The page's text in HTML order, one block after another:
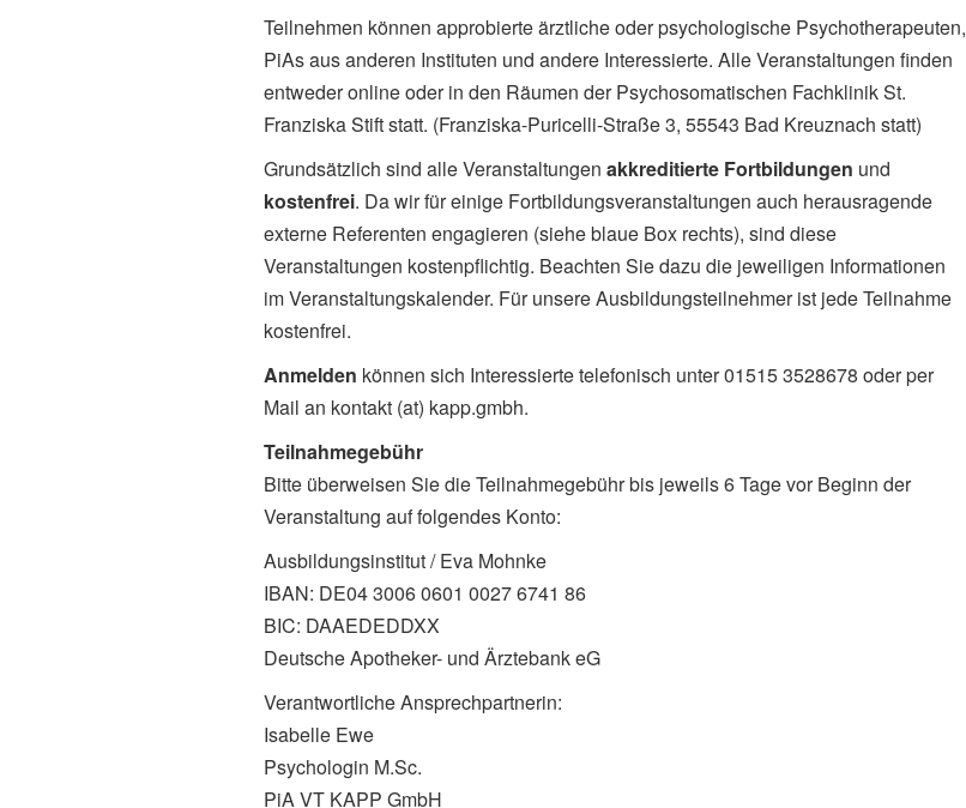
Teilnehmen können approbierte ärztliche oder psychologische Psychotherapeuten,
PiAs aus anderen Instituten und andere Interessierte. Alle Veranstaltungen finden
entweder online oder in den Räumen der Psychosomatischen Fachklinik St.
Franziska Stift statt. (Franziska-Puricelli-Straße 3, 55543 Bad Kreuznach statt)
Grundsätzlich sind alle Veranstaltungen akkreditierte Fortbildungen und
kostenfrei. Da wir für einige Fortbildungsveranstaltungen auch herausragende
externe Referenten engagieren (siehe blaue Box rechts), sind diese
Veranstaltungen kostenpflichtig. Beachten Sie dazu die jeweiligen Informationen
im Veranstaltungskalender. Für unsere Ausbildungsteilnehmer ist jede Teilnahme
kostenfrei.
Anmelden können sich Interessierte telefonisch unter 01515 3528678 oder per
Mail an kontakt (at) kapp.gmbh.
Teilnahmegebühr
Bitte überweisen Sie die Teilnahmegebühr bis jeweils 6 Tage vor Beginn der
Veranstaltung auf folgendes Konto:
Ausbildungsinstitut / Eva Mohnke
IBAN: DE04 3006 0601 0027 6741 86
BIC: DAAEDEDDXX
Deutsche Apotheker- und Ärztebank eG
Verantwortliche Ansprechpartnerin:
Isabelle Ewe
Psychologin M.Sc.
PiA VT KAPP GmbH